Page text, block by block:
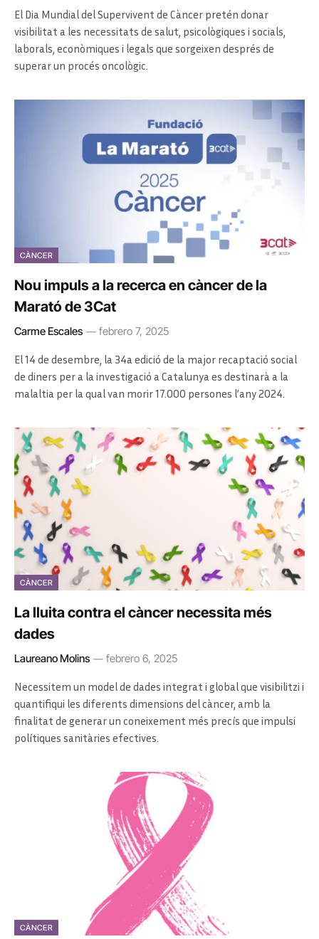
El Dia Mundial del Supervivent de Càncer pretén donar
visibilitat a les necessitats de salut, psicològiques i socials,
laborals, econòmiques i legals que sorgeixen després de
superar un procés oncològic.
CÀNCER
Nou impuls a la recerca en càncer de la
Marató de 3Cat
Carme Escales febrero 7, 2025
El 14 de desembre, la 34a edició de la major recaptació social
de diners per a la investigació a Catalunya es destinarà a la
malaltia per la qual van morir 17.000 persones l’any 2024.
CÀNCER
La lluita contra el càncer necessita més
dades
Laureano Molins febrero 6, 2025
Necessitem un model de dades integrat i global que visibilitzi i
quantifiqui les diferents dimensions del càncer, amb la
finalitat de generar un coneixement més precís que impulsi
polítiques sanitàries efectives.
CÀNCER